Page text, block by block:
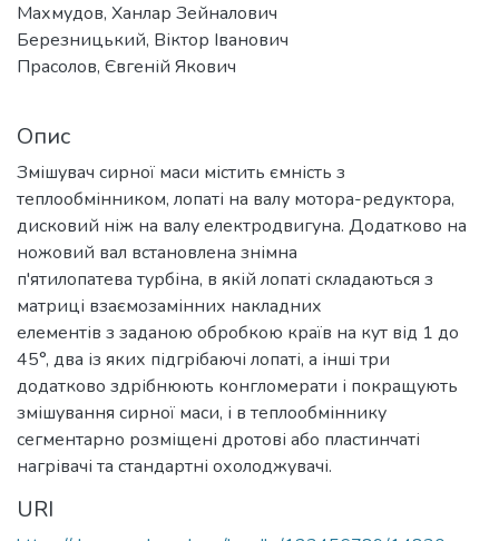
Махмудов, Ханлар Зейналович
Березницький, Віктор Іванович
Прасолов, Євгеній Якович
Опис
Змішувач сирної маси містить ємність з
теплообмінником, лопаті на валу мотора-редуктора,
дисковий ніж на валу електродвигуна. Додатково на
ножовий вал встановлена знімна
п'ятилопатева турбіна, в якій лопаті складаються з
матриці взаємозамінних накладних
елементів з заданою обробкою країв на кут від 1 до
45°, два із яких підгрібаючі лопаті, а інші три
додатково здрібнюють конгломерати і покращують
змішування сирної маси, і в теплообміннику
сегментарно розміщені дротові або пластинчаті
нагрівачі та стандартні охолоджувачі.
URI